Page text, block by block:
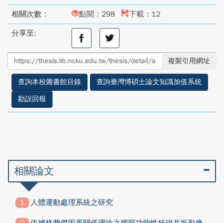
相關次數： 點閱：298 下載：12
分享至:
分
至
facebook
分
享
至
twitter
複製引用網址
查詢本校圖書館目錄
查詢臺灣博碩士論文知識加值系統
勘誤回報
相關論文
人體運動處理系統之研究